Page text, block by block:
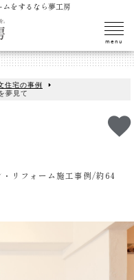
をするなら夢工房
住宅の事例
夢見て
リフォーム施工事例/約64